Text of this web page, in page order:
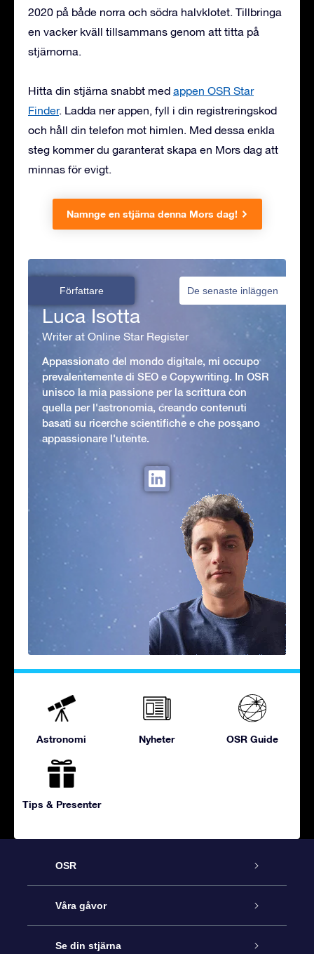
2020 på både norra och södra halvklotet. Tillbringa
en vacker kväll tillsammans genom att titta på
stjärnorna.
Hitta din stjärna snabbt med appen OSR Star
Finder. Ladda ner appen, fyll i din registreringskod
och håll din telefon mot himlen. Med dessa enkla
steg kommer du garanterat skapa en Mors dag att
minnas för evigt.
Namnge en stjärna denna Mors dag!
Författare De senaste inläggen
Luca Isotta
Writer at Online Star Register
Appassionato del mondo digitale, mi occupo
prevalentemente di SEO e Copywriting. In OSR
unisco la mia passione per la scrittura con
quella per l'astronomia, creando contenuti
basati su ricerche scientifiche e che possano
appassionare l'utente.
Astronomi Nyheter OSR Guide
Tips & Presenter
OSR
Kundtjänst
Kontakta oss
Våra gåvor
Online-Stjärngåva
Se din stjärna